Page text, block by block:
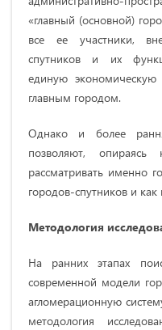
«главный (основной)
все ее участники,
спутников и их
единую
главным городом.
Однако и более
позволяют,
рассматривать именно
городов-спутников и
Методология
На ранних этапах
современной модели
агломерационную
методология